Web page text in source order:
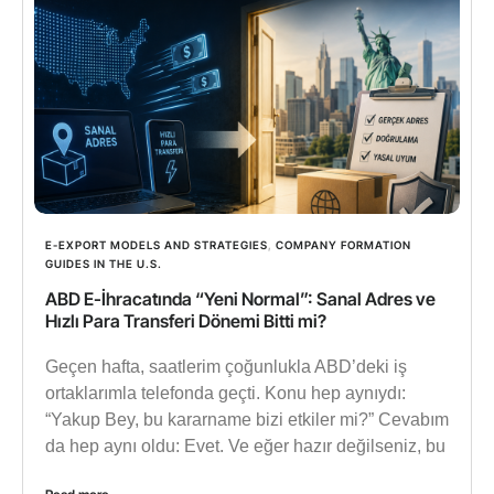
E-EXPORT MODELS AND STRATEGIES
COMPANY FORMATION
GUIDES IN THE U.S.
ABD E-İhracatında “Yeni Normal”: Sanal Adres ve
Hızlı Para Transferi Dönemi Bitti mi?
Geçen hafta, saatlerim çoğunlukla ABD’deki iş
ortaklarımla telefonda geçti. Konu hep aynıydı:
“Yakup Bey, bu kararname bizi etkiler mi?” Cevabım
da hep aynı oldu: Evet. Ve eğer hazır değilseniz, bu